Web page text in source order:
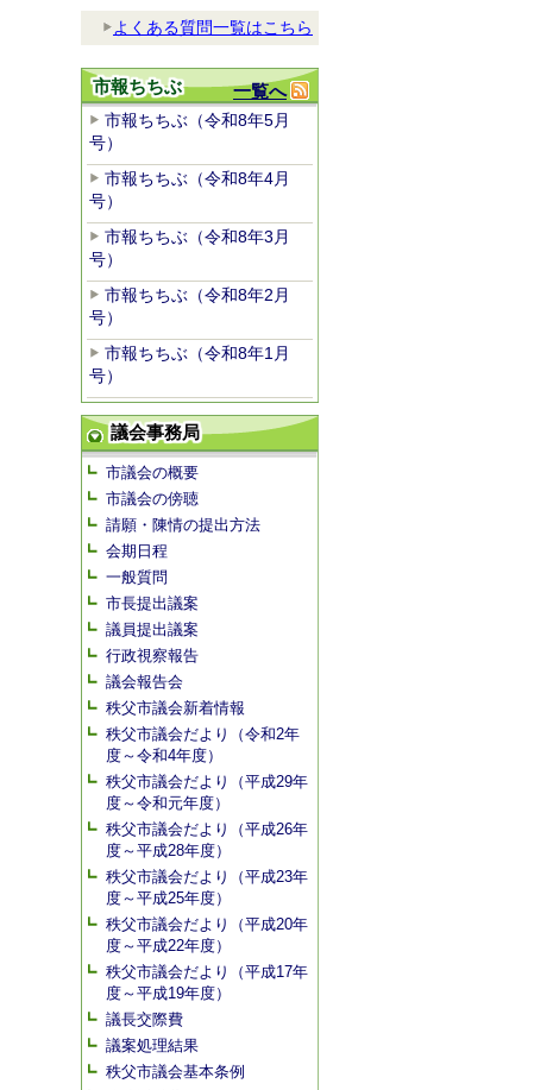
よくある質問一覧はこちら
一覧へ
市報ちちぶ
市報ちちぶ（令和8年5月
号）
市報ちちぶ（令和8年4月
号）
市報ちちぶ（令和8年3月
号）
市報ちちぶ（令和8年2月
号）
市報ちちぶ（令和8年1月
号）
議会事務局
市議会の概要
市議会の傍聴
請願・陳情の提出方法
会期日程
一般質問
市長提出議案
議員提出議案
行政視察報告
議会報告会
秩父市議会新着情報
秩父市議会だより（令和2年
度～令和4年度）
秩父市議会だより（平成29年
度～令和元年度）
秩父市議会だより（平成26年
度～平成28年度）
秩父市議会だより（平成23年
度～平成25年度）
秩父市議会だより（平成20年
度～平成22年度）
秩父市議会だより（平成17年
度～平成19年度）
議長交際費
議案処理結果
秩父市議会基本条例